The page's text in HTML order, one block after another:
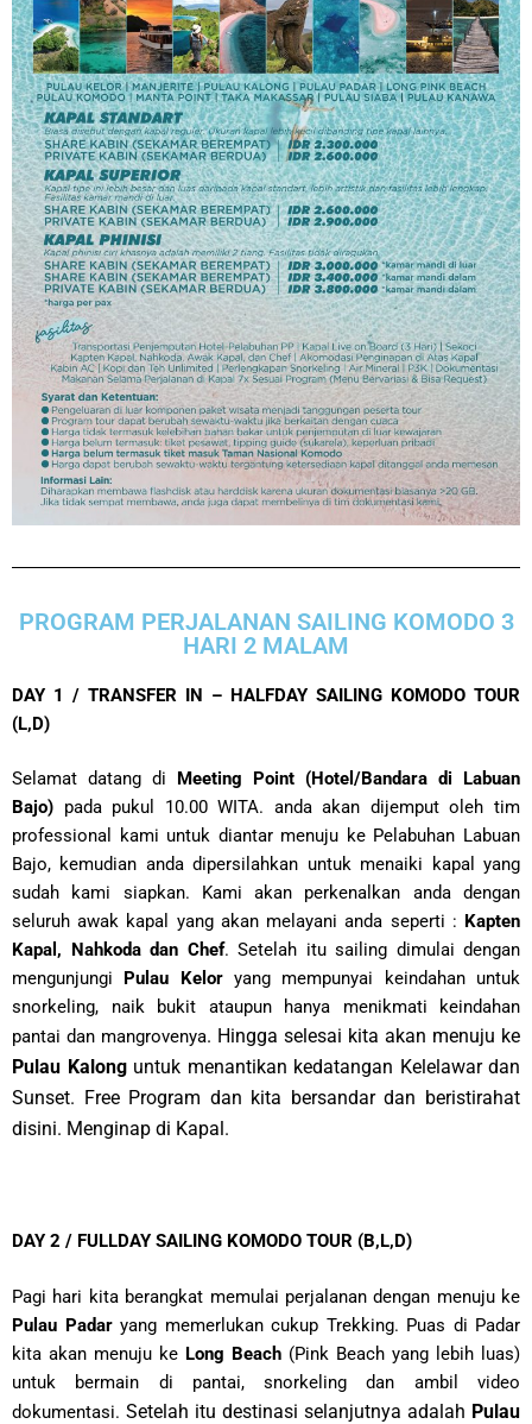
PROGRAM PERJALANAN SAILING KOMODO 3
HARI 2 MALAM
DAY 1 / TRANSFER IN – HALFDAY SAILING KOMODO TOUR
(L,D)
Selamat datang di Meeting Point (Hotel/Bandara di Labuan
Bajo) pada pukul 10.00 WITA. anda akan dijemput oleh tim
professional kami untuk diantar menuju ke Pelabuhan Labuan
Bajo, kemudian anda dipersilahkan untuk menaiki kapal yang
sudah kami siapkan. Kami akan perkenalkan anda dengan
seluruh awak kapal yang akan melayani anda seperti : Kapten
Kapal, Nahkoda dan Chef. Setelah itu sailing dimulai dengan
mengunjungi
Pulau Keloryang mempunyai keindahan untuk
snorkeling, naik bukit ataupun hanya menikmati keindahan
pantai dan mangrovenya. Hingga selesai kita akan menuju ke
Pulau Kalonguntuk menantikan kedatangan Kelelawar dan
Sunset. Free Program dan kita bersandar dan beristirahat
disini. Menginap di Kapal.
DAY 2 / FULLDAY SAILING KOMODO TOUR (B,L,D)
Pagi hari kita berangkat memulai perjalanan dengan menuju ke
Pulau Padaryang memerlukan cukup Trekking. Puas di Padar
kita akan menuju ke Long Beach (Pink Beach yang lebih luas)
untuk bermain di pantai, snorkeling dan ambil video
dokumentasi. Setelah itu destinasi selanjutnya adalah Pulau